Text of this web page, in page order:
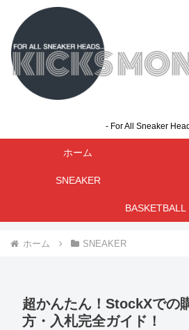
- For All Sneaker
ホーム
SNEAKER
BASKETBALL
ホーム SNEAKER
超かんたん！StockXでの
方・入札完全ガイド！